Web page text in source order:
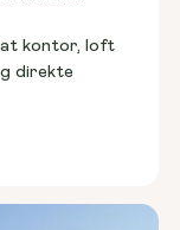
kontor, loft
direkte